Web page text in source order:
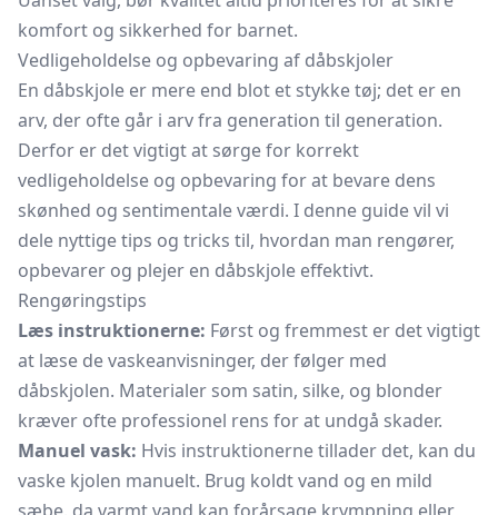
komfort og sikkerhed for barnet.
Vedligeholdelse og opbevaring af dåbskjoler
En dåbskjole er mere end blot et stykke tøj; det er en
arv, der ofte går i arv fra generation til generation.
Derfor er det vigtigt at sørge for korrekt
vedligeholdelse og opbevaring for at bevare dens
skønhed og sentimentale værdi. I denne guide vil vi
dele nyttige tips og tricks til, hvordan man rengører,
opbevarer og plejer en dåbskjole effektivt.
Rengøringstips
Læs instruktionerne: Først og fremmest er det vigtigt
at læse de vaskeanvisninger, der følger med
dåbskjolen. Materialer som satin, silke, og blonder
kræver ofte professionel rens for at undgå skader.
Manuel vask: Hvis instruktionerne tillader det, kan du
vaske kjolen manuelt. Brug koldt vand og en mild